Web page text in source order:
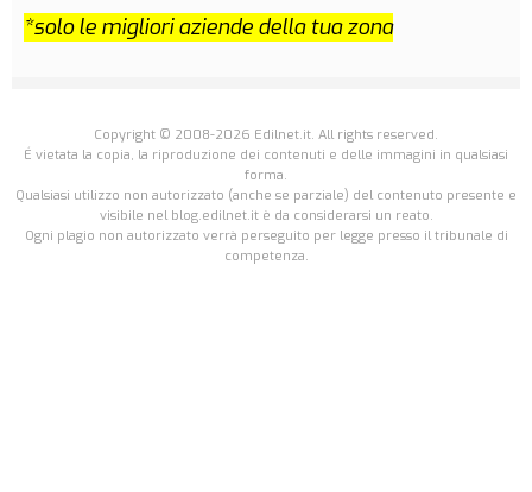
*solo le migliori aziende della tua zona
Copyright © 2008-2026 Edilnet.it. All rights reserved.
É vietata la copia, la riproduzione dei contenuti e delle immagini in qualsiasi
forma.
Qualsiasi utilizzo non autorizzato (anche se parziale) del contenuto presente e
visibile nel blog.edilnet.it è da considerarsi un reato.
Ogni plagio non autorizzato verrà perseguito per legge presso il tribunale di
competenza.